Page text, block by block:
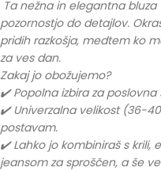
Ta nežna in elegantna
pozornostjo do detajlov.
pridih razkošja, medtem ko
za ves dan.
Zakaj jo obožujemo?
✔️ Popolna izbira za
✔️ Univerzalna velikost (36-
postavam.
✔️ Lahko jo kombiniraš s krili,
jeansom za sproščen, a še